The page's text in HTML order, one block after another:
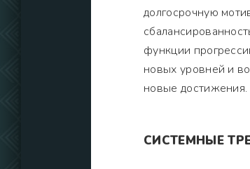
долгосрочную
функции
новых уровней и
новые достижения.
СИСТЕМНЫЕ